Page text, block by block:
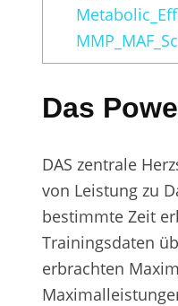
Das
DAS zentrale
von Leistung zu
bestimmte Zeit
Trainingsdaten
erbrachten